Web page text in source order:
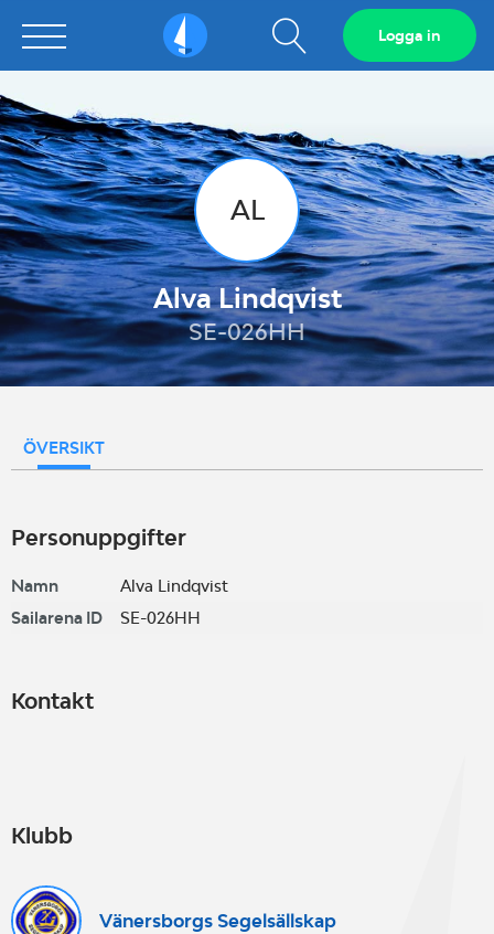
Sailarena Visa
sökfält
Logga in
AL
Alva Lindqvist
SE-026HH
ÖVERSIKT
Personuppgifter
Namn
Alva Lindqvist
Sailarena ID
SE-026HH
Kontakt
Klubb
Vänersborgs Segelsällskap